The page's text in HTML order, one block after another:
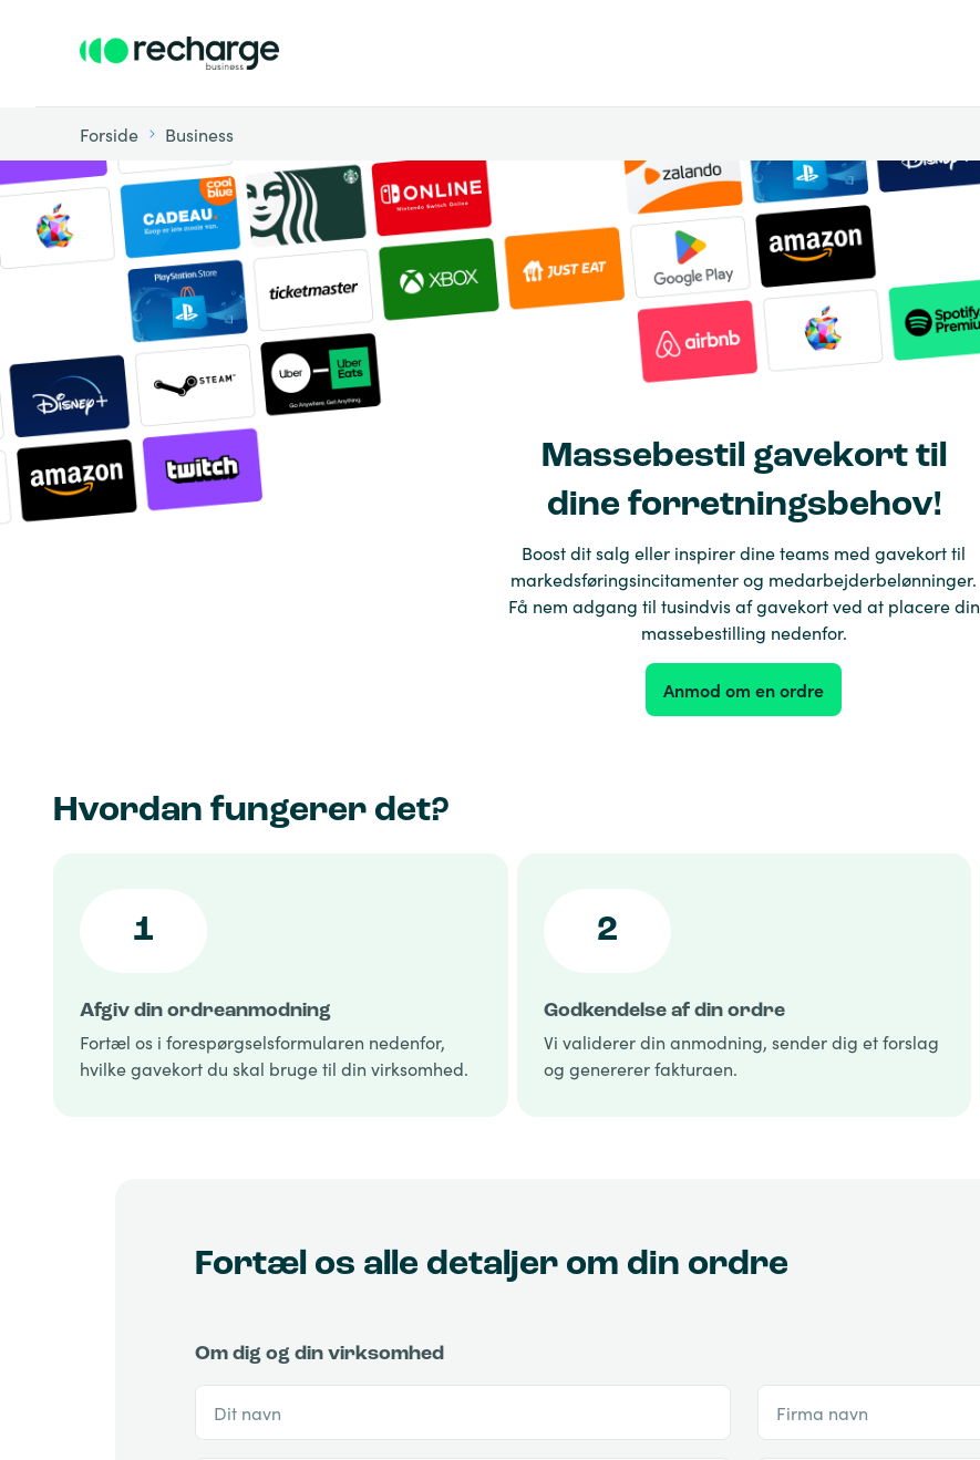
Forside Business
Massebestil gavekort til
dine forretningsbehov!
Boost dit salg eller inspirer dine teams med gavekort til
markedsføringsincitamenter og medarbejderbelønninger.
Få nem adgang til tusindvis af gavekort ved at placere din
massebestilling nedenfor.
Anmod om en ordre
Hvordan fungerer det?
1
Afgiv din ordreanmodning
Fortæl os i forespørgselsformularen nedenfor,
hvilke gavekort du skal bruge til din virksomhed.
2
Godkendelse af din ordre
Vi validerer din anmodning, sender dig et forslag
og genererer fakturaen.
Fortæl os alle detaljer om din ordre
Om dig og din virksomhed
Dit navn Firma navn